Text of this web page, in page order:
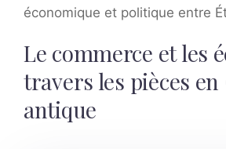
économique et politique entre
Le commerce et les
travers les pièces en
antique